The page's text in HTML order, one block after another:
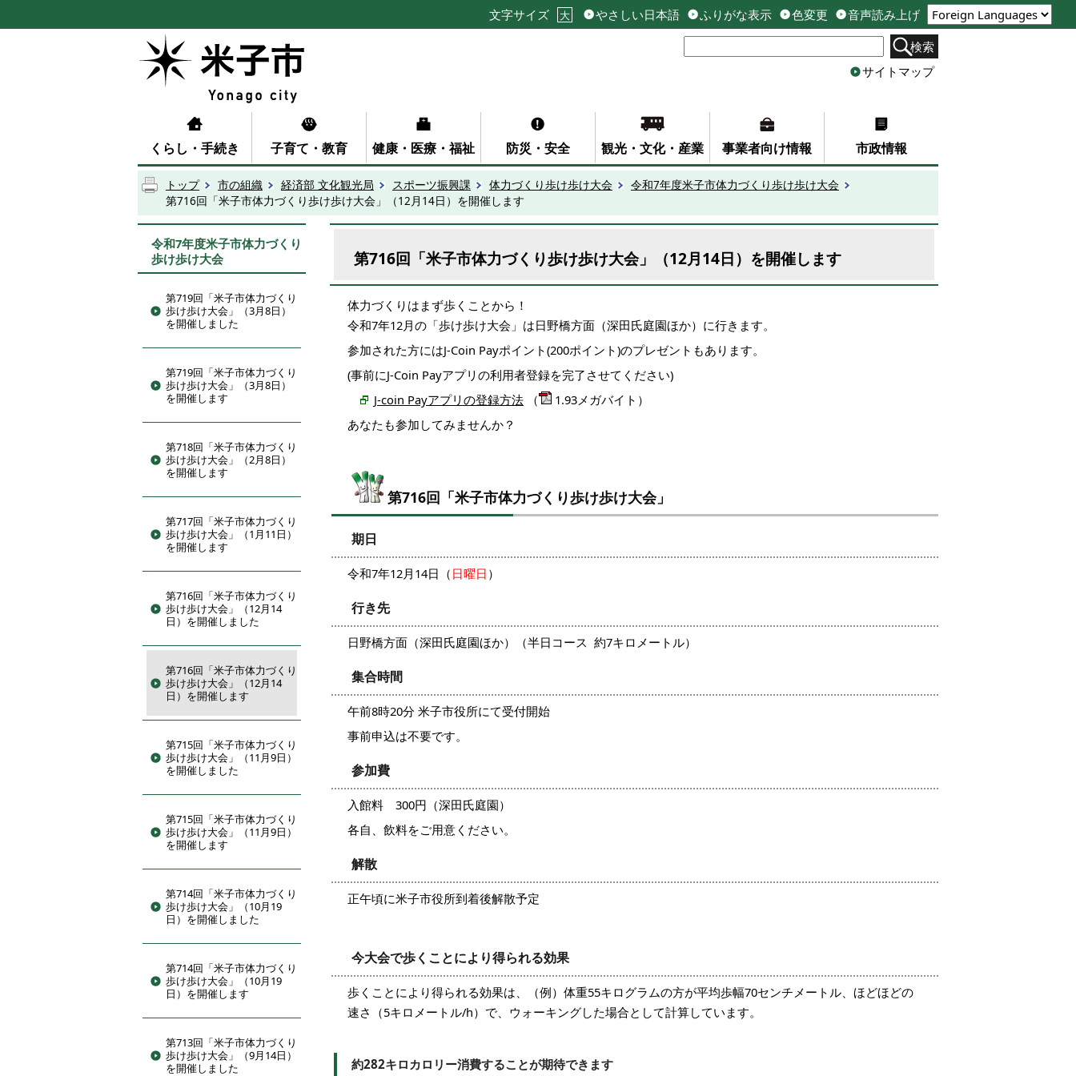
文字サイズ 大 やさしい日本語 ふりがな表示 色変更
音声読み上げ
検索
サイトマップ
くらし・手続き 子育て・教育 健康・医療・福祉 防災・安全 観光・文化・産業 事業者向け情報 市政情報
トップ 市の組織 経済部 文化観光局 スポーツ振興課 体力づくり歩け歩け大会
令和7年度米子市体力づくり歩け歩け大会
第716回「米子市体力づくり歩け歩け大会」（12月14日）を開催します
令和7年度米子市体力づくり
歩け歩け大会
第719回「米子市体力づくり
歩け歩け大会」（3月8日）
を開催しました
第719回「米子市体力づくり
歩け歩け大会」（3月8日）
を開催します
第718回「米子市体力づくり
歩け歩け大会」（2月8日）
を開催します
第717回「米子市体力づくり
歩け歩け大会」（1月11日）
を開催します
第716回「米子市体力づくり
歩け歩け大会」（12月14
日）を開催しました
第716回「米子市体力づくり
歩け歩け大会」（12月14
日）を開催します
第715回「米子市体力づくり
歩け歩け大会」（11月9日）
を開催しました
第715回「米子市体力づくり
歩け歩け大会」（11月9日）
を開催します
第714回「米子市体力づくり
歩け歩け大会」（10月19
日）を開催しました
第714回「米子市体力づくり
歩け歩け大会」（10月19
日）を開催します
第713回「米子市体力づくり
歩け歩け大会」（9月14日）
を開催しました
第716回「米子市体力づくり歩け歩け大会」（12月14日）を開催します
体力づくりはまず歩くことから！
令和7年12月の「歩け歩け大会」は日野橋方面（深田氏庭園ほか）に行きます。
参加された方にはJ-Coin Payポイント(200ポイント)のプレゼントもあります。
(事前にJ-Coin Payアプリの利用者登録を完了させてください)
J-coin Payアプリの登録方法 （
1.93メガバイト）
あなたも参加してみませんか？
第716回「米子市体力づくり歩け歩け大会」
期日
令和7年12月14日（ 日曜日 ）
行き先
日野橋方面 （深田氏庭園ほか） （半日コース 約7キロメートル）
集合時間
午前8時20分 米子市役所にて受付開始
事前申込は不要です。
参加費
入館料 300円（深田氏庭園）
各自、飲料をご用意ください。
解散
正午頃に米子市役所到着後解散予定
今大会で歩くことにより得られる効果
歩くことにより得られる効果は、（例）体重55キログラムの方が平均歩幅70センチメートル、ほどほどの
速さ（5キロメートル/h）で、ウォーキングした場合として計算しています。
約282キロカロリー消費することが期待できます